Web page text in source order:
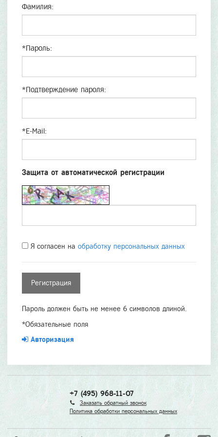
Фамилия:
*Пароль:
*Подтверждение пароля:
*E-Mail:
Защита от автоматической регистрации
Я согласен на обработку персональных данных
Пароль должен быть не менее 6 символов длиной.
*Обязательные поля
Авторизация
+7 (495) 968-11-07
Заказать обратный звонок
Политика обработки персональных данных